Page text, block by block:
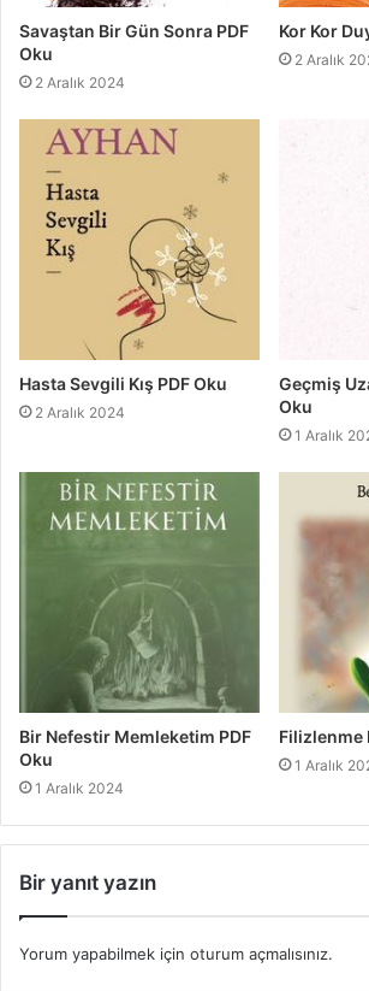
Savaştan Bir Gün Sonra PDF
Oku
2 Aralık 2024
Kor Kor
2 Aralık
Hasta Sevgili Kış PDF Oku
2 Aralık 2024
Geçmiş
Oku
1 Aralık
Bir Nefestir Memleketim PDF
Oku
1 Aralık 2024
Filizlenme
1 Aralık
Bir yanıt yazın
Yorum yapabilmek için oturum açmalısınız.